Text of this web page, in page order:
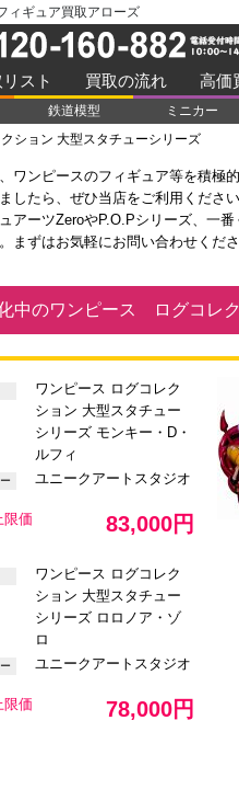
ィギュア買取アローズ
高価
買取の流れ
スト
鉄道模型 ミニカー
ション 大型スタチューシリーズ
ワンピースのフィギュア等を積極
したら、ぜひ当店をご利用くださ
アーツZeroやP.O.Pシリーズ、一
まずはお気軽にお問い合わせくださ
中のワンピース ログコレ
ワンピース ログコレク
ション 大型スタチュー
シリーズ モンキー・D・
ルフィ
ユニークアートスタジオ
限価
83,000円
ワンピース ログコレク
ション 大型スタチュー
シリーズ ロロノア・ゾ
ロ
ユニークアートスタジオ
限価
78,000円